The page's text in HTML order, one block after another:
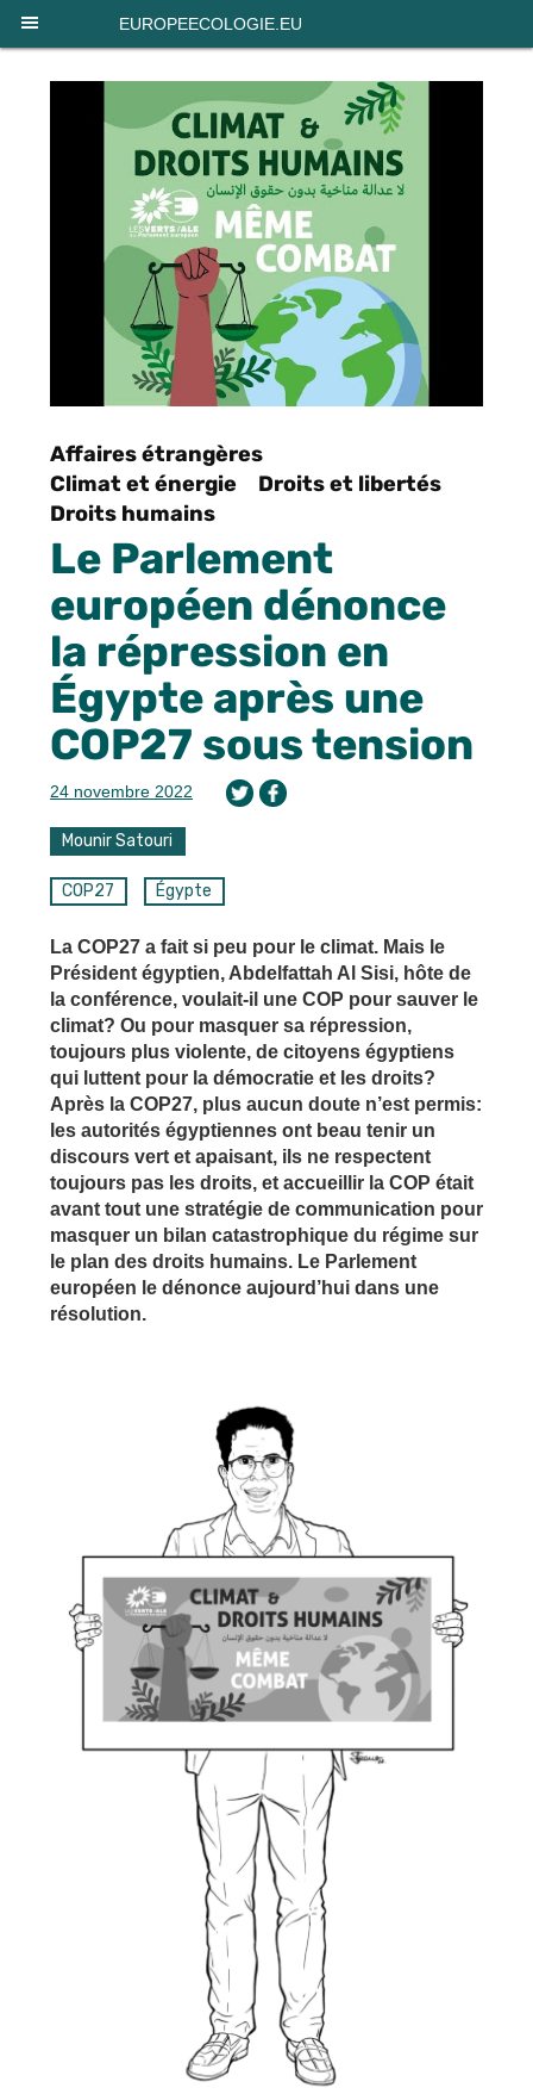
EUROPEECOLOGIE.EU
Affaires étrangères
Climat et énergie
Droits et libertés
Droits humains
Le Parlement
européen dénonce
la répression en
Égypte après une
COP27 sous tension
24 novembre 2022
Mounir Satouri
COP27 Égypte
La COP27 a fait si peu pour le climat. Mais le
Président égyptien, Abdelfattah Al Sisi, hôte de
la conférence, voulait-il une COP pour sauver le
climat? Ou pour masquer sa répression,
toujours plus violente, de citoyens égyptiens
qui luttent pour la démocratie et les droits?
Après la COP27, plus aucun doute n’est permis:
les autorités égyptiennes ont beau tenir un
discours vert et apaisant, ils ne respectent
toujours pas les droits, et accueillir la COP était
avant tout une stratégie de communication pour
masquer un bilan catastrophique du régime sur
le plan des droits humains. Le Parlement
européen le dénonce aujourd’hui dans une
résolution.